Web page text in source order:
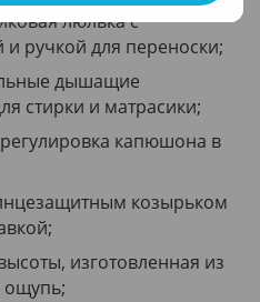
люлька с
ручкой для переноски;
дышащие
стирки и матрасики;
капюшона в
козырьком
изготовленная из
ощупь;